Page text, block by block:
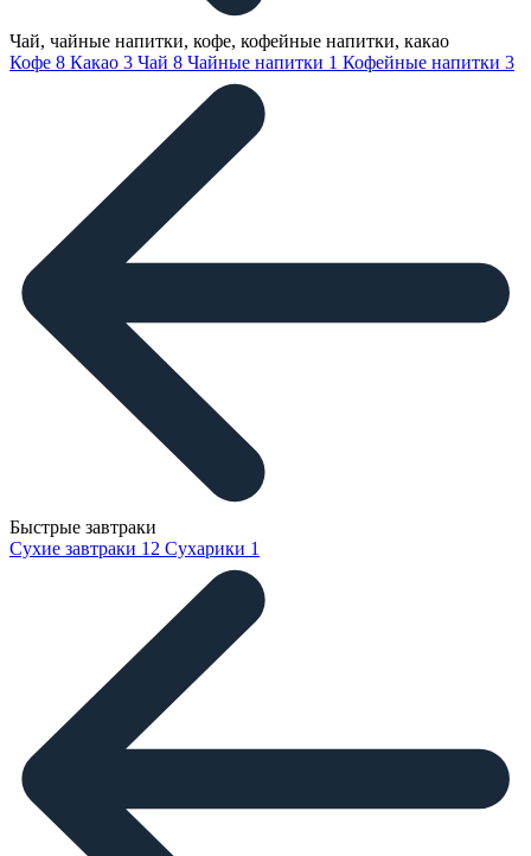
Чай, чайные напитки, кофе, кофейные напитки, какао
Кофе 8 Какао 3 Чай 8 Чайные напитки 1 Кофейные напитки 3
Быстрые завтраки
Сухие завтраки 12 Сухарики 1